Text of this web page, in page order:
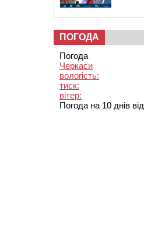
ПОГОДА
Погода
Черкаси
вологість:
тиск:
вітер:
Погода на 10 днів від